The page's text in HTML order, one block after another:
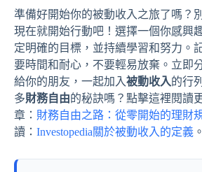
準備好開始你的被動收入之旅了嗎？
現在就開始行動吧！選擇一個你感興
定明確的目標，並持續學習和努力。
要時間和耐心，不要輕易放棄。立即
給你的朋友，一起加入被動收入的行
多財務自由的秘訣嗎？點擊這裡閱讀
章： 財務自由之路：從零開始的理財
讀： Investopedia關於被動收入的定義 。